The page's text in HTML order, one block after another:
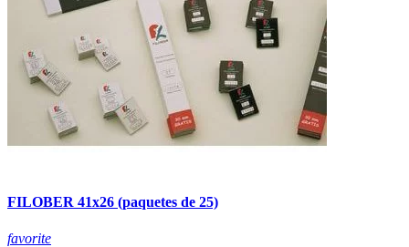
FILOBER 41x26 (paquetes de 25)
favorite